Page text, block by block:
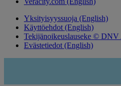
Yksityisyyssuoja (English)
Käyttöehdot (English)
Tekijänoikeuslauseke © DNV
Evästetiedot (English)